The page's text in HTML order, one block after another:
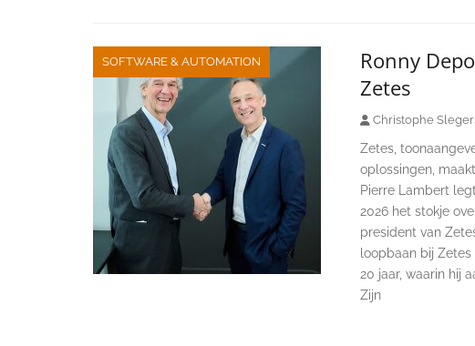
SOFTWARE & AUTOMATION
Ronny
Zetes
Christophe
Zetes,
oplossingen,
Pierre Lambert
2026 het stokje
president van
loopbaan bij
20 jaar, waarin hij
Zijn